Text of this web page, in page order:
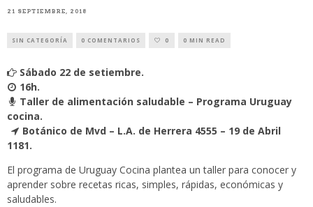
21 SEPTIEMBRE, 2018
SIN CATEGORÍA 0 COMENTARIOS 0 0 MIN READ
Sábado 22 de setiembre.
16h.
Taller de alimentación saludable – Programa Uruguay
cocina.
Botánico de Mvd – L.A. de Herrera 4555 – 19 de Abril
1181.
El programa de Uruguay Cocina plantea un taller para conocer y
aprender sobre recetas ricas, simples, rápidas, económicas y
saludables.